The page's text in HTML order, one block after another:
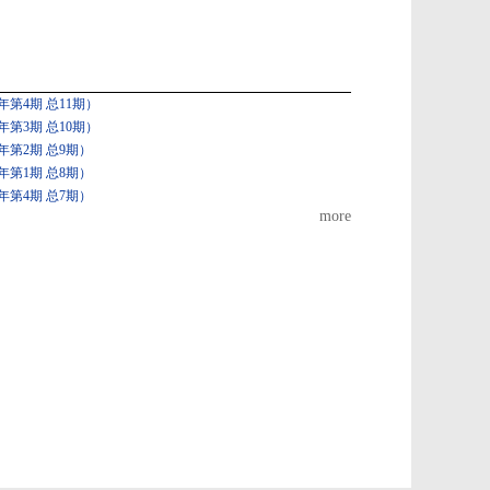
4期 总11期）
3期 总10期）
2期 总9期）
1期 总8期）
4期 总7期）
more